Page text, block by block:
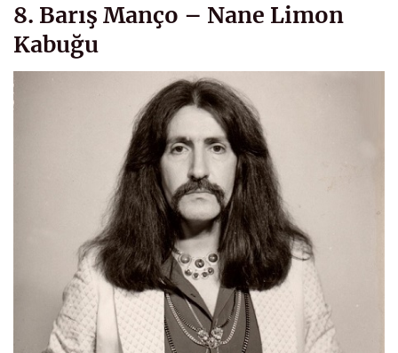
8. Barış Manço – Nane Limon
Kabuğu